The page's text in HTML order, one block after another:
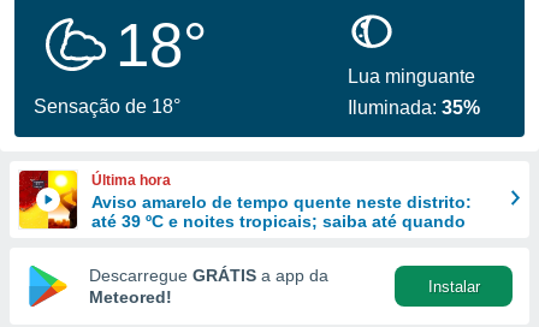
fornecidas
a este
das
e
forma
digital
18°
Sensação de 18°
Lua minguante
Iluminada:35%
Última hora
Aviso amarelo de tempo quente neste distrito:
até 39 ºC e noites tropicais; saiba até quando
Descarregue GRÁTIS a app da
Meteored!
Instalar